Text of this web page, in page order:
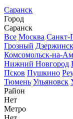
Саранск
Город
Саранск
Все Москва Санкт-
Грозный
Комсомольск-на-
Нижний Новгород
Псков Пушкино
Тюмень Ульяновск
Район
Нет
Метро